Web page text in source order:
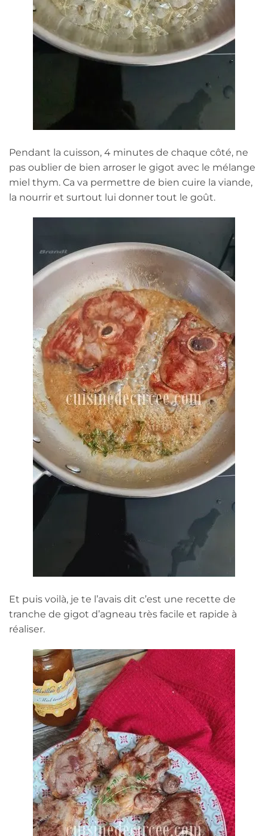
Pendant la cuisson, 4 minutes de chaque côté, ne
pas oublier de bien arroser le gigot avec le mélange
miel thym. Ca va permettre de bien cuire la viande,
la nourrir et surtout lui donner tout le goût.
Et puis voilà, je te l’avais dit c’est une recette de
tranche de gigot d’agneau très facile et rapide à
réaliser.